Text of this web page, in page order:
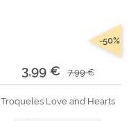
3,99 € 7,99 €
-50%
Troqueles Love and Hearts